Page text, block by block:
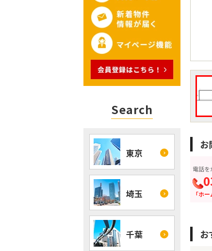
お
電話を
「ホ
お
Search
東京
埼玉
千葉